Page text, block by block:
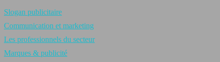
Slogan publicitaire
Communication et marketing
Les professionnels du secteur
Marques & publicité